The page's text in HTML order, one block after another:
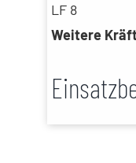
LF 8
Weitere